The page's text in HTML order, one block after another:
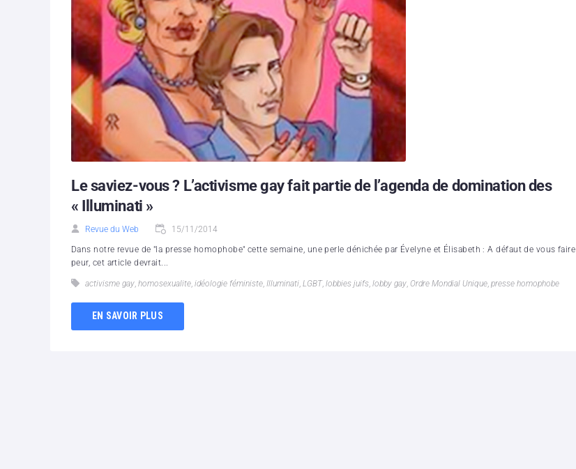
Le saviez-vous ? L’activisme gay fait partie de l’agenda de domination des
« Illuminati »
Revue du Web 15/11/2014
Dans notre revue de "la presse homophobe" cette semaine, une perle dénichée par Évelyne et Élisabeth : A défaut de vous faire
peur, cet article devrait...
activisme gay, homosexualite, idéologie féministe, Illuminati, LGBT, lobbies juifs, lobby gay, Ordre Mondial Unique, presse homophobe
EN SAVOIR PLUS